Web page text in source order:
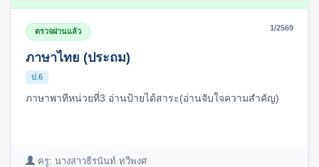
ตรวจผ่านแล้ว 1/2569
ภาษาไทย (ประถม)
ป.6
ภาษาพาทีหน่วยที่3 อ่านป้ายได้สาระ(อ่านจับใจความสำคัญ)
ครู: นางสาวธีรนันท์ ทวีพงศ